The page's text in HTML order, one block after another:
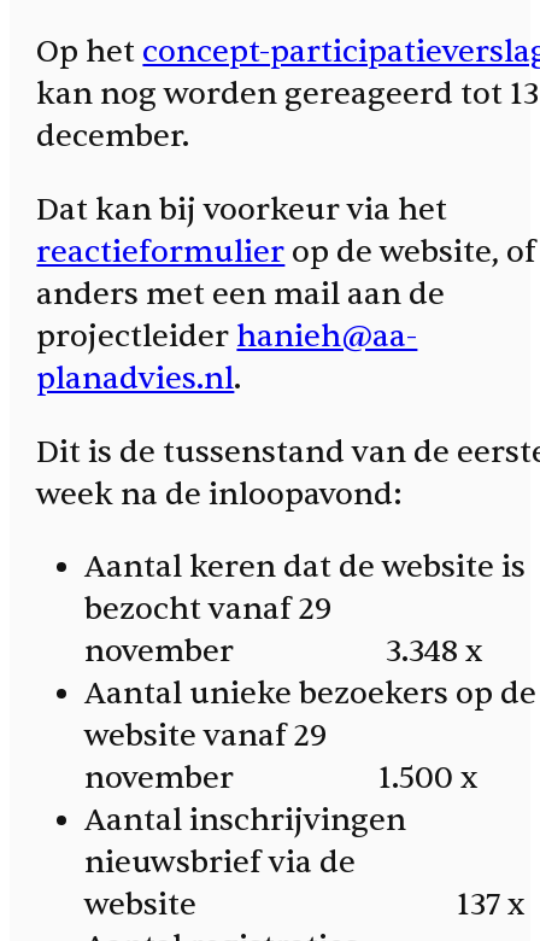
Op het concept-
kan nog worden gereageerd tot 13
december.
Dat kan bij voorkeur via het
reactieformulier op de website, of
anders met een mail aan de
projectleider hanieh@aa-
planadvies.nl.
Dit is de tussenstand van de
week na de inloopavond:
Aantal keren dat de website is
bezocht vanaf 29
november 3.348 x
Aantal unieke bezoekers op de
website vanaf 29
november 1.500 x
Aantal inschrijvingen
nieuwsbrief via de
website 137 x